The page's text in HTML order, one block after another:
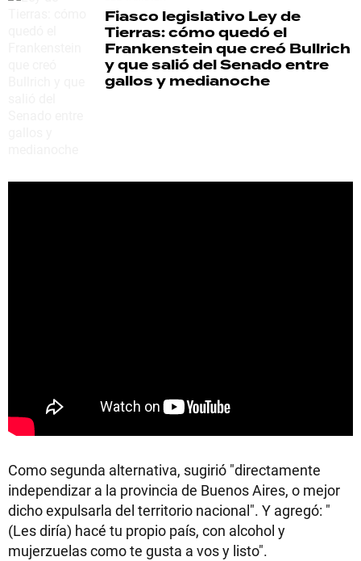
Fiasco legislativo Ley de
Tierras: cómo quedó el
Frankenstein que creó Bullrich
y que salió del Senado entre
gallos y medianoche
Como segunda alternativa, sugirió "directamente
independizar a la provincia de Buenos Aires, o mejor
dicho expulsarla del territorio nacional". Y agregó: "
(Les diría) hacé tu propio país, con alcohol y
mujerzuelas como te gusta a vos y listo".